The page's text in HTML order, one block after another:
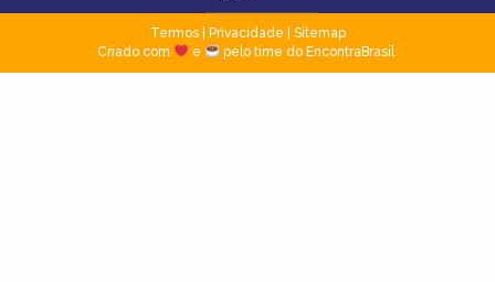
Termos| Privacidade
Sitemap
Criado com
e pelo time do EncontraBrasil